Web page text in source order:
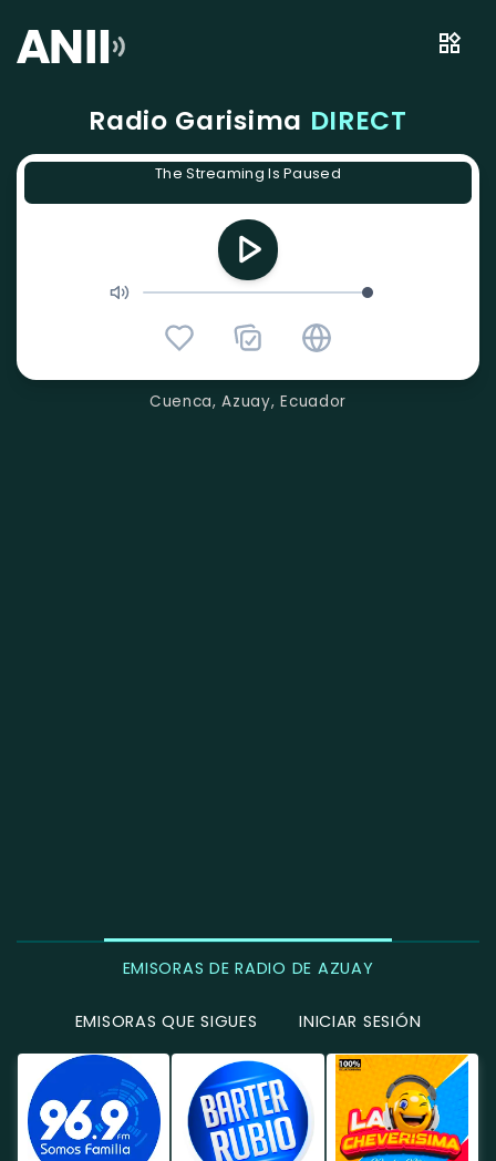
Radio Garisima DIRECT
The Streaming Is Paused
Cuenca, Azuay, Ecuador
EMISORAS DE RADIO DE AZUAY
EMISORAS QUE SIGUES INICIAR SESIÓN